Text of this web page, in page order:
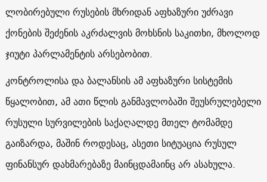
ლობირებული რუსების მხრიდან აფხაზური უძრავი
ქონების შეძენის აკრძალვის მოხსნის საკითხი, მხოლოდ
ჯიუტი პარლამენტის არსებობით.
კონტროლისა და ბალანსის ამ აფხაზური სისტემის
წყალობით, ამ ათი წლის განმავლობაში შეუსრულებელი
რუსული სურვილების საქაღალდე მთელ ტომამდე
გაიზარდა, მაშინ როდესაც, ასეთი სიტუაცია რუსულ
ფინანსურ დახმარებაზე მაინცდამაინც არ ასახულა.